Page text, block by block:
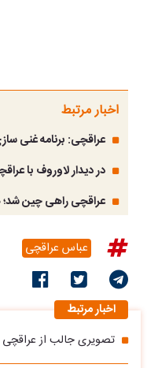
اخبار مرتبط
عراقچی: برنامه غنی
در دیدار لاوروف با
عراقچی راهی چین
عباس عراقچی
اخبار مرتبط
تصویری جالب از عراقچی